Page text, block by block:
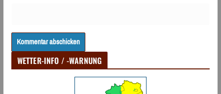
WETTER-INFO / -WARNUNG